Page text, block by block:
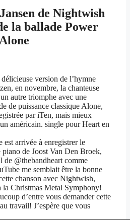
de Nightwish
la ballade Power
version de l’hymne
en novembre, la chanteuse
autre triomphe avec une
de puissance classique Alone,
par iTen, mais mieux
américain. single pour Heart en
arrivée à enregistrer le
piano de Joost Van Den Broek,
de @thebandheart comme
me semblait être la bonne
chanson avec Nightwish,
la Christmas Metal Symphony!
d’entre vous demander cette
travail! J’espère que vous